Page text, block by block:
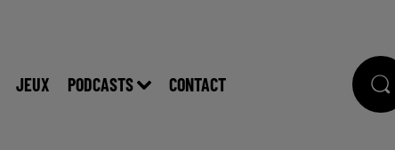
JEUX PODCASTS CONTACT